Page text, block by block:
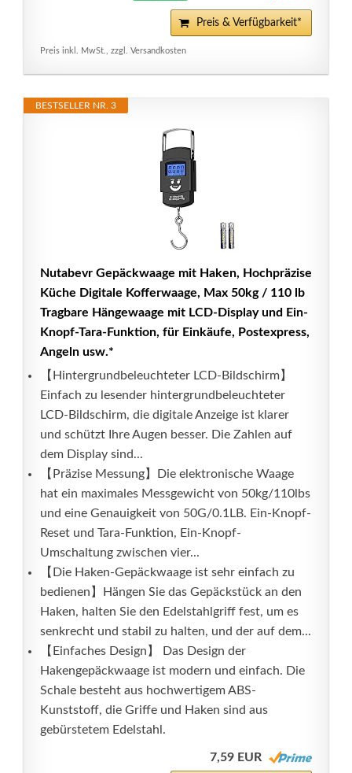
Preis & Verfügbarkeit*
Preis inkl. MwSt., zzgl. Versandkosten
BESTSELLER NR. 3
Nutabevr Gepäckwaage mit Haken, Hochpräzise
Küche Digitale Kofferwaage, Max 50kg / 110 lb
Tragbare Hängewaage mit LCD-Display und Ein-
Knopf-Tara-Funktion, für Einkäufe, Postexpress,
Angeln usw.*
【Hintergrundbeleuchteter LCD-Bildschirm】
Einfach zu lesender hintergrundbeleuchteter
LCD-Bildschirm, die digitale Anzeige ist klarer
und schützt Ihre Augen besser. Die Zahlen auf
dem Display sind...
【Präzise Messung】Die elektronische Waage
hat ein maximales Messgewicht von 50kg/110lbs
und eine Genauigkeit von 50G/0.1LB. Ein-Knopf-
Reset und Tara-Funktion, Ein-Knopf-
Umschaltung zwischen vier...
【Die Haken-Gepäckwaage ist sehr einfach zu
bedienen】Hängen Sie das Gepäckstück an den
Haken, halten Sie den Edelstahlgriff fest, um es
senkrecht und stabil zu halten, und der auf dem...
【Einfaches Design】 Das Design der
Hakengepäckwaage ist modern und einfach. Die
Schale besteht aus hochwertigem ABS-
Kunststoff, die Griffe und Haken sind aus
gebürstetem Edelstahl.
7,59 EUR